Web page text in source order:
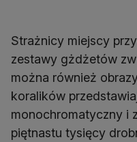
Strażnicy miejscy
zestawy gżdżetów
można również
koralików
monochromatyczny i
piętnastu tysięcy